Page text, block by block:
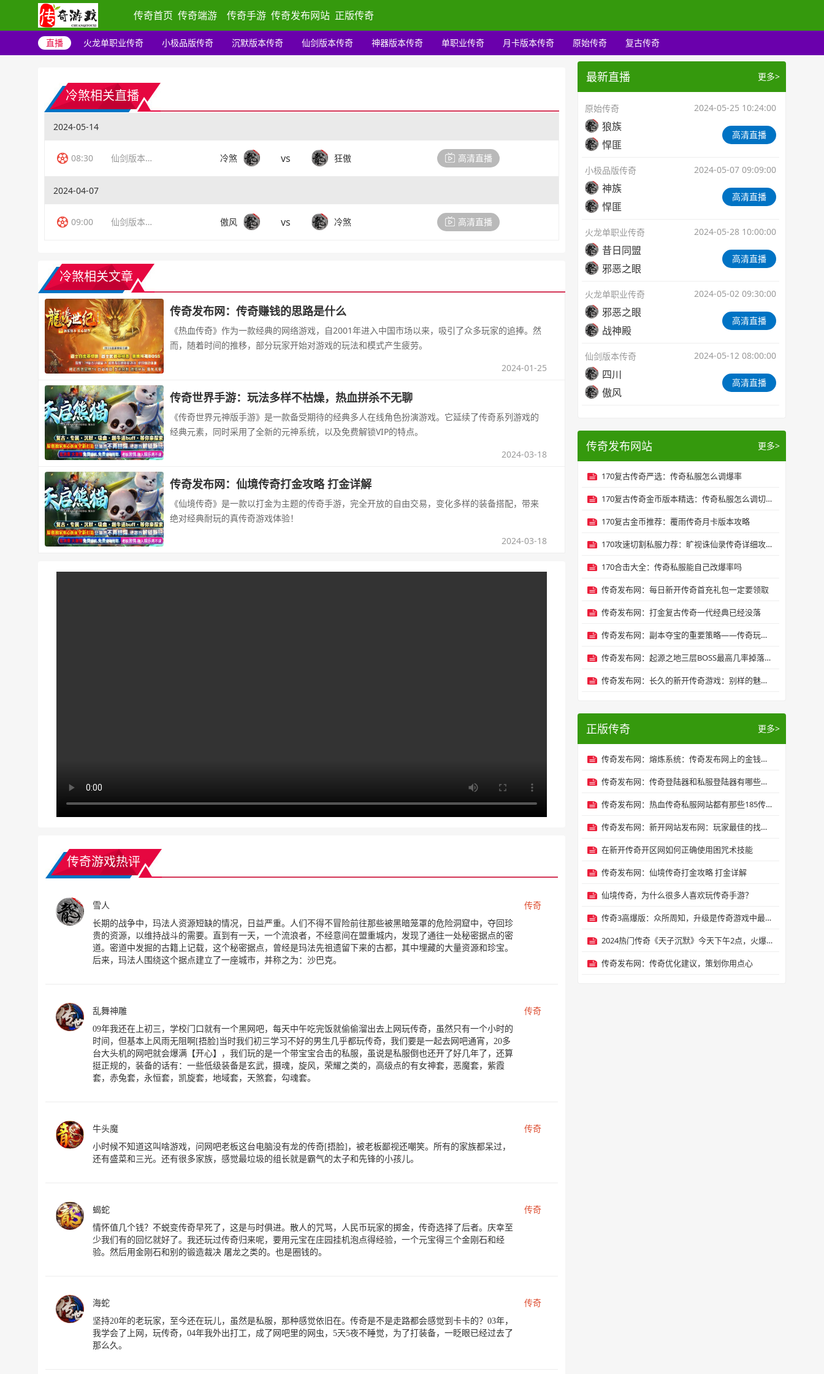
传奇首页 传奇端游 传奇手游 传奇发布网站 正版传奇
直播 火龙单职业传奇 小极品版传奇 沉默版本传奇 仙剑版本传奇 神器版本传奇 单职业传奇 月卡版本传奇 原始传奇 复古传奇
冷煞相关直播
2024-05-14
08:30 仙剑版本传奇 冷煞 vs 狂傲 高清直播
2024-04-07
09:00 仙剑版本传奇 傲风 vs 冷煞 高清直播
冷煞相关文章
传奇发布网：传奇赚钱的思路是什么
《热血传奇》作为一款经典的网络游戏，自2001年进入中国市场以来，吸引了众多玩家的追捧。然
而，随着时间的推移，部分玩家开始对游戏的玩法和模式产生疲劳。
2024-01-25
传奇世界手游：玩法多样不枯燥，热血拼杀不无聊
《传奇世界元神版手游》是一款备受期待的经典多人在线角色扮演游戏。它延续了传奇系列游戏的
经典元素，同时采用了全新的元神系统，以及免费解锁VIP的特点。
2024-03-18
传奇发布网：仙境传奇打金攻略 打金详解
《仙境传奇》是一款以打金为主题的传奇手游，完全开放的自由交易，变化多样的装备搭配，带来
绝对经典耐玩的真传奇游戏体验！
2024-03-18
传奇游戏热评
雪人 传奇
长期的战争中，玛法人资源短缺的情况，日益严重。人们不得不冒险前往那些被黑暗笼罩的危险洞窟中，夺回珍
贵的资源，以维持战斗的需要。直到有一天，一个流浪者，不经意间在盟重城内，发现了通往一处秘密据点的密
道。密道中发掘的古籍上记载，这个秘密据点，曾经是玛法先祖遗留下来的古都，其中埋藏的大量资源和珍宝。
后来，玛法人围绕这个据点建立了一座城市，并称之为：沙巴克。
乱舞神雕 传奇
09年我还在上初三，学校门口就有一个黑网吧，每天中午吃完饭就偷偷溜出去上网玩传奇，虽然只有一个小时的
时间，但基本上风雨无阻啊[捂脸]当时我们初三学习不好的男生几乎都玩传奇，我们要是一起去网吧通宵，20多
台大头机的网吧就会爆满【开心】，我们玩的是一个带宝宝合击的私服，虽说是私服倒也还开了好几年了，还算
挺正规的，装备的话有：一些低级装备是玄武，摄魂，旋风，荣耀之类的，高级点的有女神套，恶魔套，紫霞
套，赤兔套，永恒套，凯旋套，地域套，天煞套，勾魂套。
牛头魔 传奇
小时候不知道这叫啥游戏，问网吧老板这台电脑没有龙的传奇[捂脸]，被老板鄙视还嘲笑。所有的家族都呆过，
还有盛菜和三光。还有很多家族，感觉最垃圾的组长就是霸气的太子和先锋的小孩儿。
蝎蛇 传奇
情怀值几个钱？不蜕变传奇早死了，这是与时俱进。散人的咒骂，人民币玩家的掷金，传奇选择了后者。庆幸至
少我们有的回忆就好了。我还玩过传奇归来呢，要用元宝在庄园挂机泡点得经验，一个元宝得三个金刚石和经
验。然后用金刚石和别的锻造裁决 屠龙之类的。也是圈钱的。
海蛇 传奇
坚持20年的老玩家，至今还在玩儿，虽然是私服，那种感觉依旧在。传奇是不是走路都会感觉到卡卡的？03年，
我学会了上网，玩传奇，04年我外出打工，成了网吧里的网虫，5天5夜不睡觉，为了打装备，一眨眼已经过去了
那么久。
最新直播 更多>
原始传奇 2024-05-25 10:24:00
狼族
悍匪
高清直播
小极品版传奇 2024-05-07 09:09:00
神族
悍匪
高清直播
火龙单职业传奇 2024-05-28 10:00:00
昔日同盟
邪恶之眼
高清直播
火龙单职业传奇 2024-05-02 09:30:00
邪恶之眼
战神殿
高清直播
仙剑版本传奇 2024-05-12 08:00:00
四川
傲风
高清直播
传奇发布网站 更多>
170复古传奇严选：传奇私服怎么调爆率
170复古传奇金币版本精选：传奇私服怎么调切割
170复古金币推荐：覆雨传奇月卡版本攻略
170攻速切割私服力荐：旷视诛仙录传奇详细攻略来咯
170合击大全：传奇私服能自己改爆率吗
传奇发布网：每日新开传奇首充礼包一定要领取
传奇发布网：打金复古传奇一代经典已经没落
传奇发布网：副本夺宝的重要策略——传奇玩家速度
传奇发布网：起源之地三层BOSS最高几率掉落哪些物品
传奇发布网：长久的新开传奇游戏：别样的魅力与玩法
正版传奇 更多>
传奇发布网：熔炼系统：传奇发布网上的金钱潜力
传奇发布网：传奇登陆器和私服登陆器有哪些区别
传奇发布网：热血传奇私服网站都有那些185传奇
传奇发布网：新开网站发布网：玩家最佳的找私服渠道
在新开传奇开区网如何正确使用困咒术技能
传奇发布网：仙境传奇打金攻略 打金详解
仙境传奇，为什么很多人喜欢玩传奇手游？
传奇3高爆版：众所周知，升级是传奇游戏中最核心的玩法
2024热门传奇《天子沉默》今天下午2点，火爆开新区
传奇发布网：传奇优化建议，策划你用点心